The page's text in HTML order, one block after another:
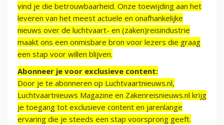
vind je die betrouwbaarheid. Onze toewijding aan het
leveren van het meest actuele en onafhankelijke
nieuws over de luchtvaart- en (zaken)reisindustrie
maakt ons een onmisbare bron voor lezers die graag
een stap voor willen blijven.
Abonneer je voor exclusieve content:
Door je te abonneren op Luchtvaartnieuws.nl,
Luchtvaartnieuws Magazine en Zakenreisnieuws.nl krijg
je toegang tot exclusieve content en jarenlange
ervaring die je steeds een stap voorsprong geeft.